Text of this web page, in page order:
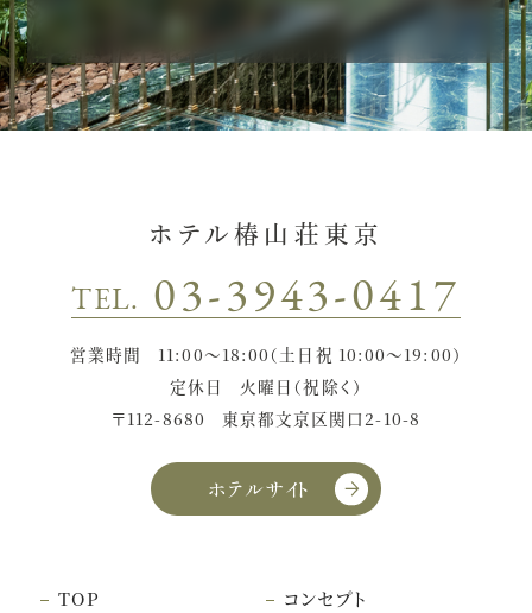
ホテル椿山荘東京
TEL. 03-3943-0417
営業時間
11:00〜18:00（土日祝 10:00〜19:00）
定休日
火曜日（祝除く）
〒112-8680
東京都文京区関口2-10-8
ホテルサイト
TOP コンセプト